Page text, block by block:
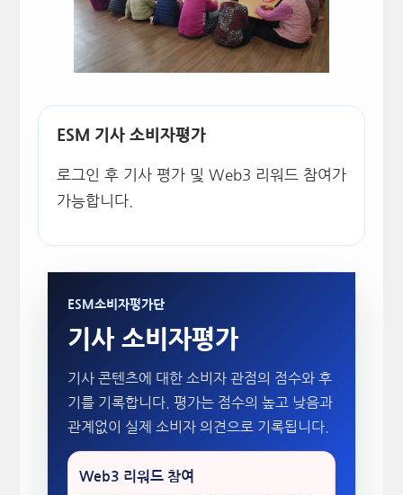
ESM 기사 소비자평가
로그인 후 기사 평가 및 Web3 리워드 참여가
가능합니다.
ESM소비자평가단
기사 소비자평가
기사 콘텐츠에 대한 소비자 관점의 점수와 후
기를 기록합니다. 평가는 점수의 높고 낮음과
관계없이 실제 소비자 의견으로 기록됩니다.
Web3 리워드 참여